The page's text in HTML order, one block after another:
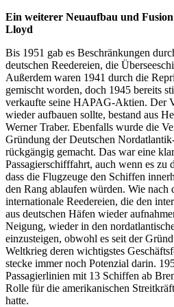
Ein weiterer Neuaufbau und
Lloyd
Bis 1951 gab es Beschränkungen
deutschen Reedereien, die
Außerdem waren 1941 durch die
gemischt worden, doch 1945 bereits
verkaufte seine HAPAG-Aktien. Der
wieder aufbauen sollte, bestand aus
Werner Traber. Ebenfalls wurde die
Gründung der Deutschen
rückgängig gemacht. Das war eine
Passagierschifffahrt, auch wenn es zu
dass die Flugzeuge den Schiffen
den Rang ablaufen würden. Wie nach
internationale Reedereien, die den
aus deutschen Häfen wieder
Neigung, wieder in den
einzusteigen, obwohl es seit der
Weltkrieg deren wichtigstes
stecke immer noch Potenzial darin.
Passagierlinien mit 13 Schiffen ab
Rolle für die amerikanischen
hatte.